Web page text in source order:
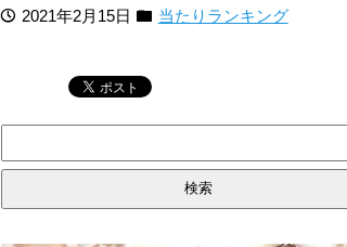
2021年2月15日 当たりランキング
索: